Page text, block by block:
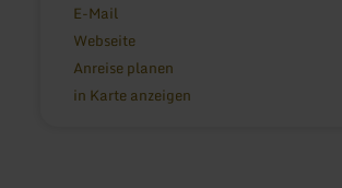
E-Mail
Webseite
Anreise planen
in Karte anzeigen